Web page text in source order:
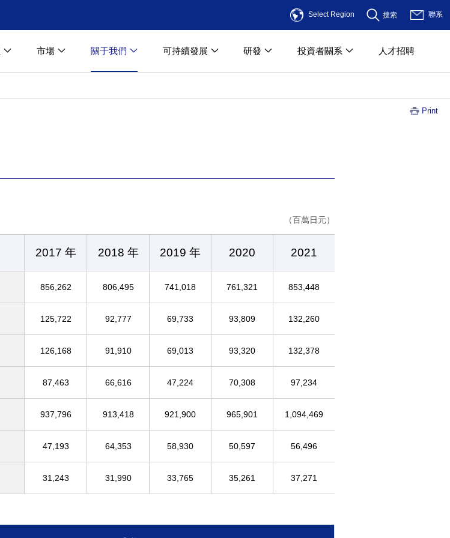
Select Region 搜索 聯系
市場 關于我們 可持續發展 研發 投資者關系 人才招聘
Print
（百萬日元）
2017 年 2018 年 2019 年 2020 2021
856,262 806,495 741,018 761,321 853,448
125,722 92,777 69,733 93,809 132,260
126,168 91,910 69,013 93,320 132,378
87,463 66,616 47,224 70,308 97,234
937,796 913,418 921,900 965,901 1,094,469
47,193 64,353 58,930 50,597 56,496
31,243 31,990 33,765 35,261 37,271